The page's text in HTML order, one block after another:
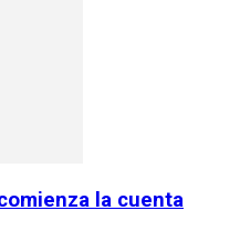
la cuenta